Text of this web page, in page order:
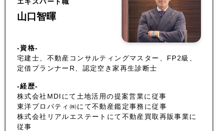
山口智暉
-資格-
宅建士、不動産コンサルティングマスター、FP2級、
定借プランナーR、認定空き家再生診断士
-経歴-
株式会社MDIにて土地活用の提案営業に従事
東洋プロパティ㈱にて不動産鑑定事務に従事
株式会社リアルエステートにて不動産買取再販事業に
従事